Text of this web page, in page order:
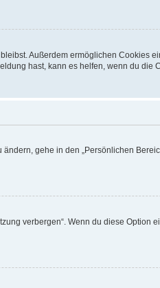
Außerdem ermöglichen Cookies
hast, kann es helfen, wenn du die
gehe in den „Persönlichen
verbergen“. Wenn du diese Option